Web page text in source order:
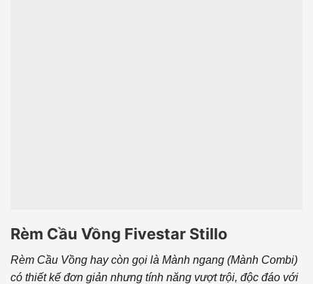
Rèm Cầu Vồng Fivestar Stillo
Rèm Cầu Vồng hay còn gọi là Mành ngang (Mành Combi)
có thiết kế đơn giản nhưng tính năng vượt trội, độc đáo với